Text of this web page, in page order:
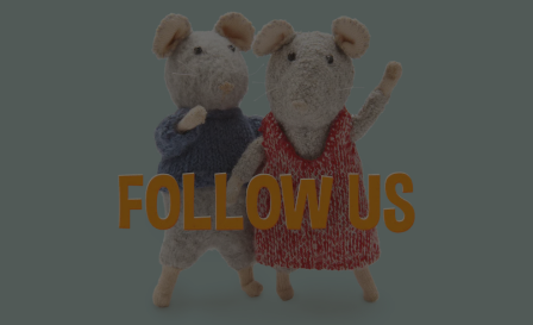
JOUW VIDEO'S